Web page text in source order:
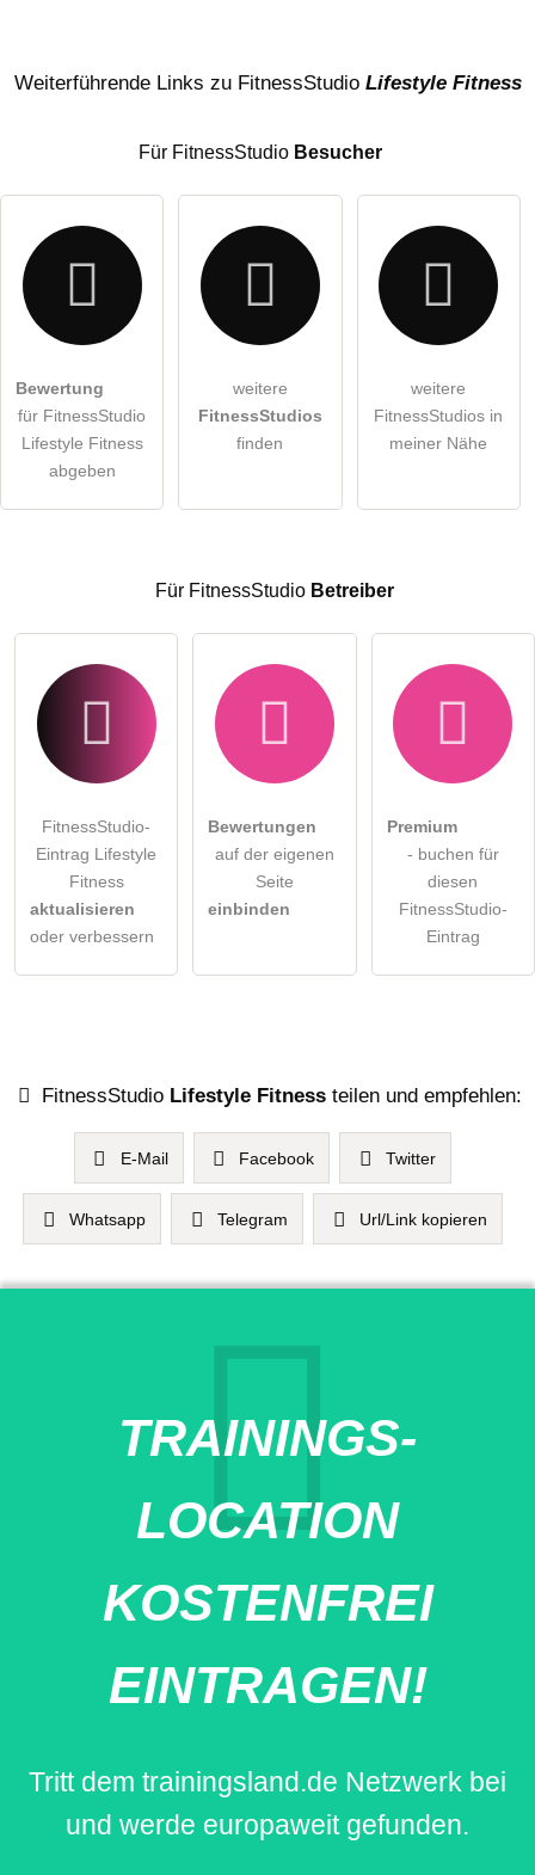
E-Mail-Adresse (wird nicht veröffentlicht)
Hiermit akzeptiere ich dieAGB
DieDatenschutzerklärung habe ich zur Kenntnis genommen.
Besucher sichtbar
Weiterführende Links zu FitnessStudio Lifestyle Fitness
Für FitnessStudio Besucher
Bewertung
für FitnessStudio
Lifestyle Fitness
abgeben
weitere
FitnessStudios
finden
weitere
FitnessStudios in
meiner Nähe
Für FitnessStudio Betreiber
FitnessStudio-
Eintrag Lifestyle
Fitness
aktualisieren
oder verbessern
Bewertungen
auf der eigenen
Seite
einbinden
Premium
- buchen für
diesen
FitnessStudio-
Eintrag
FitnessStudio Lifestyle Fitnessteilen und empfehlen:
E-Mail Facebook Twitter
Whatsapp Telegram Url/Link kopieren
TRAININGS-
LOCATION
KOSTENFREI
EINTRAGEN!
Tritt dem trainingsland.de Netzwerk bei
und werde europaweit gefunden.